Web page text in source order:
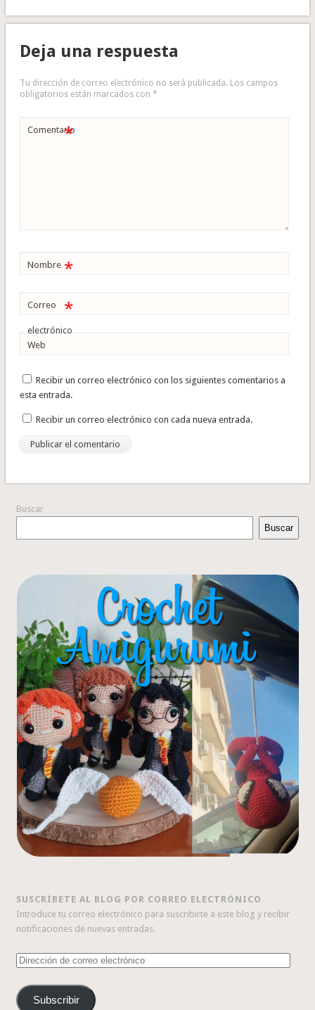
Deja una respuesta
Tu dirección de correo electrónico no será publicada. Los campos
obligatorios están marcados con *
Comentario
*
Nombre *
Correo
electrónico
*
Web
Recibir un correo electrónico con los siguientes comentarios a
esta entrada.
Recibir un correo electrónico con cada nueva entrada.
Buscar
Buscar
SUSCRÍBETE AL BLOG POR CORREO ELECTRÓNICO
Introduce tu correo electrónico para suscribirte a este blog y recibir
notificaciones de nuevas entradas.
Dirección
correo
electrónico
Subscribir